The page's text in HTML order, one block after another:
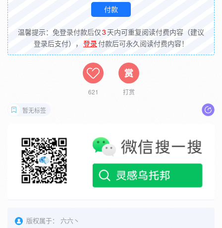
温馨提示：免登录付款后仅3 天内可重复阅读付费内容（建议
登录后支付）， 登录付款后可永久阅读付费内容！
621 打赏
暂无标签
版权属于：
六六丶